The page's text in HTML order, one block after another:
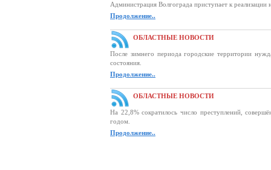
Администрация Волгограда приступает к
Продолжение..
ОБЛАСТНЫЕ НОВОСТИ
После зимнего периода городские территории
состояния.
Продолжение..
ОБЛАСТНЫЕ НОВОСТИ
На 22,8% сократилось число преступлений,
годом.
Продолжение..